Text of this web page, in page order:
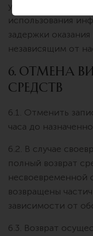
ущерб, возникший
использования
задержки
независящим от
6. Отмена
средств
6.1. Отменить
часа до
6.2. В случае
полный возврат
несвоевременной
возвращены
зависимости от
6.3. Возврат